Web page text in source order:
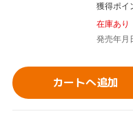
獲得ポイ
在庫あり
発売年月
カートへ追加